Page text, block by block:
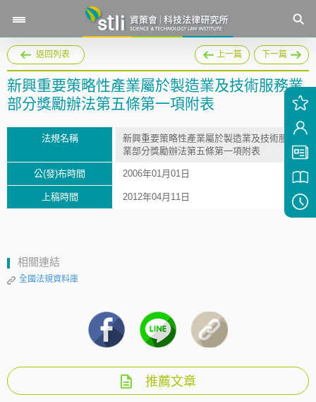
返回列表 上一篇 下一篇
新興重要策略性產業屬於製造業及技術服務業
部分獎勵辦法第五條第一項附表
法規名稱
新興重要策略性產業屬於製造業及技術服務
業部分獎勵辦法第五條第一項附表
公(發)布時間 2006年01月01日
上稿時間 2012年04月11日
相關連結
全國法規資料庫
推薦文章